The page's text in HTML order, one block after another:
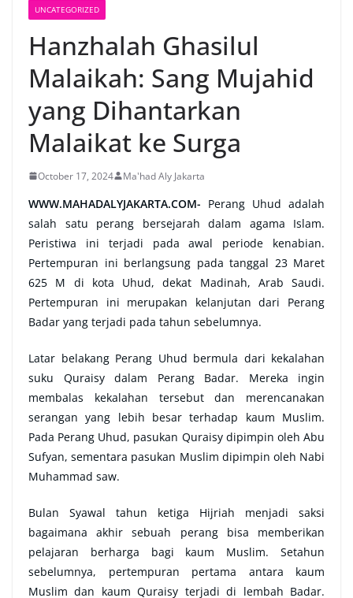
UNCATEGORIZED
Hanzhalah Ghasilul
Malaikah: Sang Mujahid
yang Dihantarkan
Malaikat ke Surga
October 17, 2024 Ma'had Aly Jakarta
WWW.MAHADALYJAKARTA.COM- Perang Uhud adalah
salah satu perang bersejarah dalam agama Islam.
Peristiwa ini terjadi pada awal periode kenabian.
Pertempuran ini berlangsung pada tanggal 23 Maret
625 M di kota Uhud, dekat Madinah, Arab Saudi.
Pertempuran ini merupakan kelanjutan dari Perang
Badar yang terjadi pada tahun sebelumnya.
Latar belakang Perang Uhud bermula dari kekalahan
suku Quraisy dalam Perang Badar. Mereka ingin
membalas kekalahan tersebut dan merencanakan
serangan yang lebih besar terhadap kaum Muslim.
Pada Perang Uhud, pasukan Quraisy dipimpin oleh Abu
Sufyan, sementara pasukan Muslim dipimpin oleh Nabi
Muhammad saw.
Bulan Syawal tahun ketiga Hijriah menjadi saksi
bagaimana akhir sebuah perang bisa memberikan
pelajaran berharga bagi kaum Muslim. Setahun
sebelumnya, pertempuran pertama antara kaum
Muslim dan kaum Quraisy terjadi di lembah Badar.